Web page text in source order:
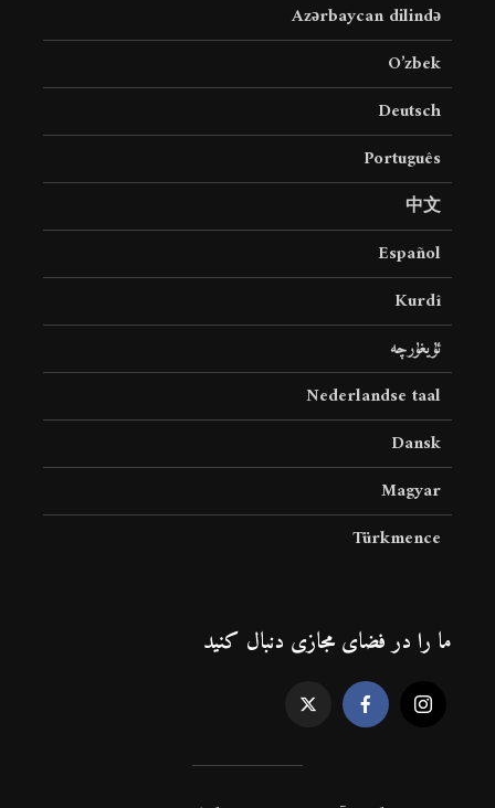
Azərbaycan dilində
O’zbek
Deutsch
Português
中文
Español
Kurdî
ئۇيغۇرچە
Nederlandse taal
Dansk
Magyar
Türkmence
ما را در فضای مجازی دنبال کنید